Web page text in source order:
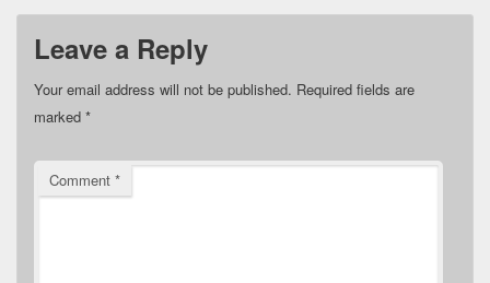
Leave a Reply
Your email address will not be published. Required fields are
marked *
Comment *